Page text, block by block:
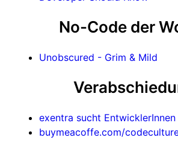
No-Code der
Unobscured - Grim & Mild
exentra sucht
buymeacoffe.com/